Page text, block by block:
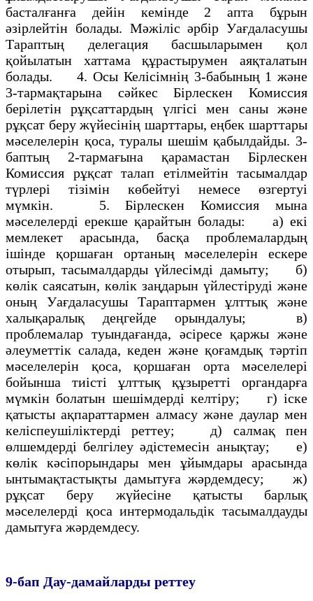
басталғанға дейiн кемiнде 2 апта бұрын
әзiрлейтiн болады. Мәжiлiс әрбiр Уағдаласушы
Тараптың делегация басшыларымен қол
қойылатын хаттама құрастырумен аяқталатын
болады. 4. Осы Келiсiмнiң 3-бабының 1 және
3-тармақтарына сәйкес Бiрлескен Комиссия
берiлетiн рұқсаттардың үлгісi мен саны және
рұқсат беру жүйесiнiң шарттары, еңбек шарттары
мәселелерiн қоса, туралы шешiм қабылдайды. 3-
баптың 2-тармағына қарамастан Бiрлескен
Комиссия рұқсат талап етiлмейтiн тасымалдар
түрлерi тiзiмiн көбейтуi немесе өзгертуi
мүмкiн. 5. Бiрлескен Комиссия мына
мәселелердi ерекше қарайтын болады: а) екi
мемлекет арасында, басқа проблемалардың
iшiнде қоршаған ортаның мәселелерiн ескере
отырып, тасымалдарды үйлесiмдi дамыту; б)
көлiк саясатын, көлiк заңдарын үйлестiрудi және
оның Уағдаласушы Тараптармен ұлттық және
халықаралық деңгейде орындалуы; в)
проблемалар туындағанда, әсiресе қаржы және
әлеуметтік салада, кеден және қоғамдық тәртіп
мәселелерiн қоса, қоршаған орта мәселелерi
бойынша тиiстi ұлттық құзыреттi органдарға
мүмкiн болатын шешiмдердi келтiру; г) iске
қатысты ақпараттармен алмасу және даулар мен
келiспеушілiктерді реттеу; д) салмақ пен
өлшемдердi белгiлеу әдiстемесiн анықтау; e)
көлiк кәсiпорындары мен ұйымдары арасында
ынтымақтастықты дамытуға жәрдемдесу; ж)
рұқсат беру жүйесiне қатысты барлық
мәселелердi қоса интермодальдiк тасымалдауды
дамытуға жәрдемдесу.
9-бап Дау-дамайларды реттеу